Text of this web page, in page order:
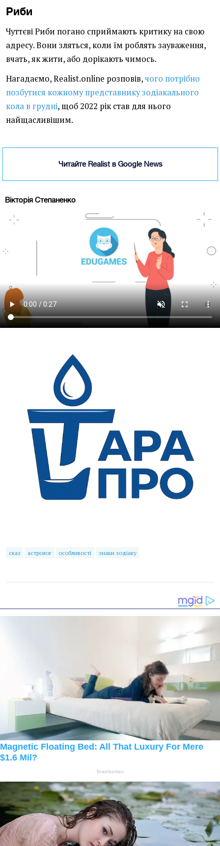
Риби
Чуттєві Риби погано сприймають критику на свою
адресу. Вони зляться, коли їм роблять зауваження,
вчать, як жити, або дорікають чимось.
Нагадаємо, Realist.online розповів,чого потрібно
позбутися кожному представнику зодіакального
кола в грудні, щоб 2022 рік став для нього
найщасливішим.
Читайте Realist в Google News
Вікторія Степаненко
сказ астролог особливості знаки зодіаку